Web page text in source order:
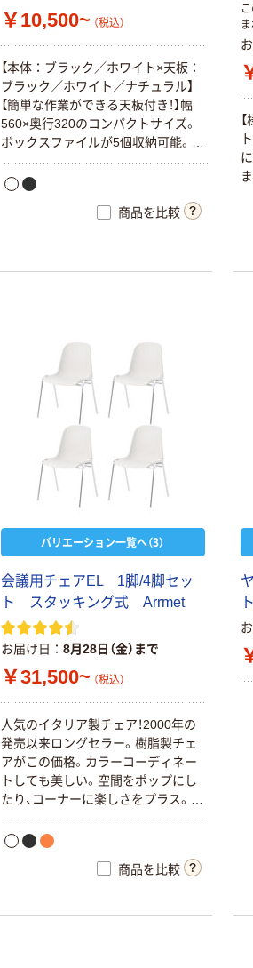
￥10,500~ （税込）
【本体： ブラック ／ホワイ ト×天板：
ブラック ／ホワイ ト ／ナチ ュ ラル】
【簡単な作業ができる天板付き ！】 幅
560×奥行320のコ ンパク トサイ ズ。
ボック ス フ ァイ ルが5個収納可能。
切りピッチは52mm。横からものが
落ちに
。 商品を比較
【
ト
に
ま
バリエーション一覧へ（3）
会議用 チ ェ アE L 1脚/4脚セ ッ
ト
スタ ッキ ング式 Arrmet
お届け日 8月28日（金）まで
￥31,500~ （税込）
人気のイタ リ ア製チェア！2000年の
発売以来ロ ングセラー。 樹脂製チェ
アがこ の価格。 カ ラーコーディ ネー
ト しても美しい。 空間をポップに し
た り 、 コーナーに楽しさをプラス。
手入れのラクな樹脂シート。4脚まで
スタッ キン
商品を比較
ヤ
ト